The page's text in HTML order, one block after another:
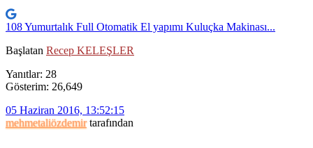
108 Yumurtalık Full Otomatik El yapımı Kuluçka Makinası...
Başlatan Recep KELEŞLER
Yanıtlar: 28
Gösterim: 26,649
05 Haziran 2016, 13:52:15
mehmetaliözdemirtarafından